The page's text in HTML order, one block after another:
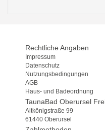
Rechtliche Angaben
Impressum
Datenschutz
Nutzungsbedingungen
AGB
Haus- und Badeordnung
TaunaBad Oberursel
Altkönigstraße 99
61440 Oberursel